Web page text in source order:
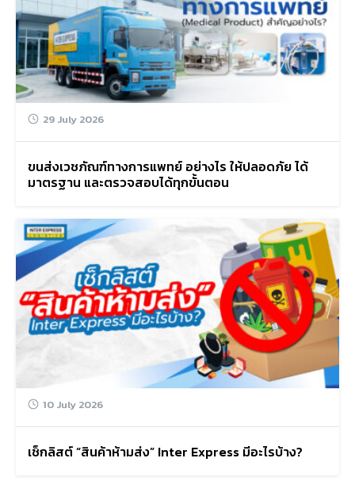
29 July 2026
ขนส่งเวชภัณฑ์ทางการแพทย์ อย่างไร ให้ปลอดภัย ได้
มาตรฐาน และตรวจสอบได้ทุกขั้นตอน
10 July 2026
เช็กลิสต์ “สินค้าห้ามส่ง” Inter Express มีอะไรบ้าง?